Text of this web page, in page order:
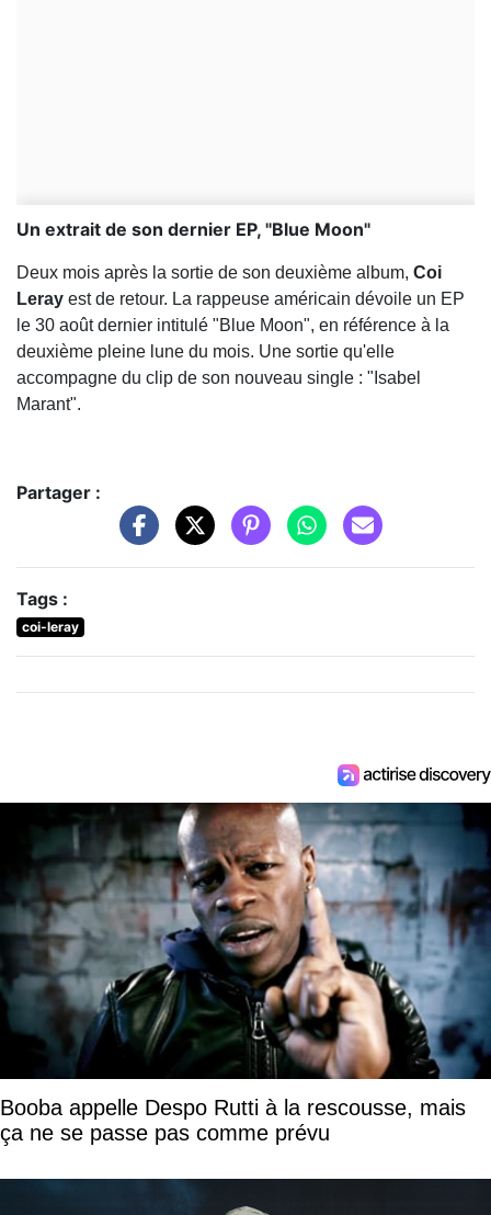
Un extrait de son dernier EP, "Blue Moon"
Deux mois après la sortie de son deuxième album, Coi
Leray est de retour. La rappeuse américain dévoile un EP
le 30 août dernier intitulé "Blue Moon", en référence à la
deuxième pleine lune du mois. Une sortie qu'elle
accompagne du clip de son nouveau single : "Isabel
Marant".
Partager :
Tags :
coi-leray
Booba appelle Despo Rutti à la rescousse, mais
ça ne se passe pas comme prévu